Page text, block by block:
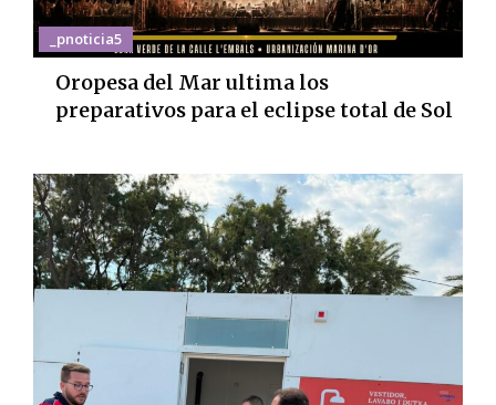
_pnoticia5
Oropesa del Mar ultima los
preparativos para el eclipse total de Sol